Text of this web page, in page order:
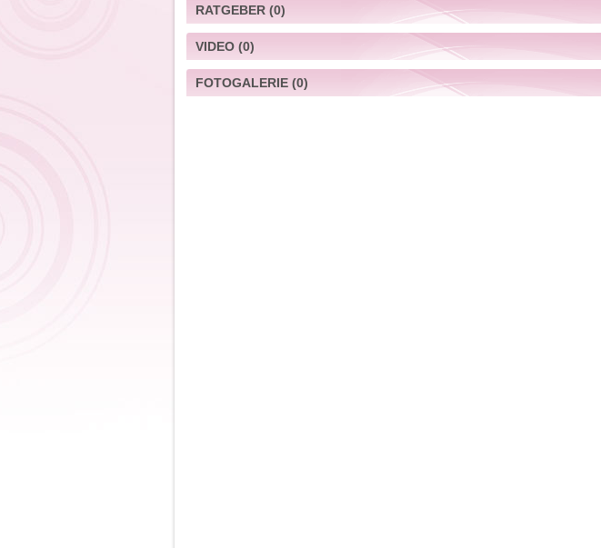
RATGEBER(0)
VIDEO(0)
FOTOGALERIE(0)